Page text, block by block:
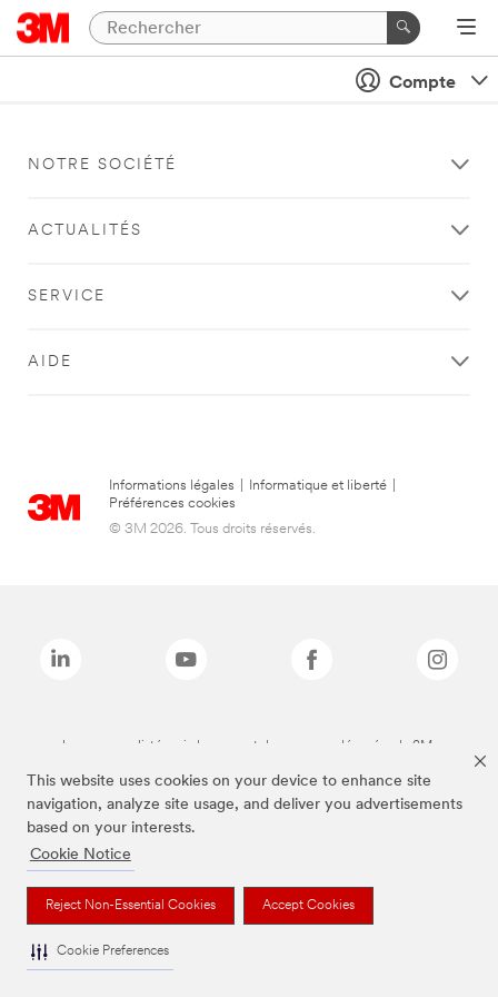
This website uses cookies on your device to enhance site
navigation, analyze site usage, and deliver you advertisements
based on your interests.
Cookie Notice
Reject Non-Essential Cookies Accept Cookies
Cookie Preferences
Compte
NOTRE SOCIÉTÉ
ACTUALITÉS
SERVICE
AIDE
Informations légales Informatique et liberté
Préférences cookies
© 3M 2026. Tous droits réservés.
Les marques listées ci-dessus sont des marques déposées de 3M.